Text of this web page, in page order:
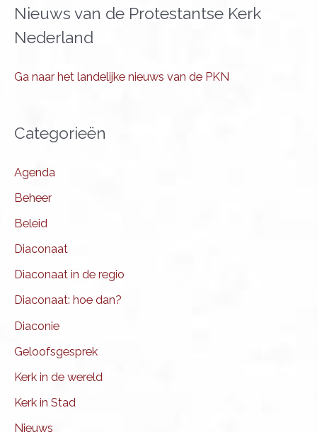
Nieuws van de Protestantse Kerk
Nederland
Ga naar het landelijke nieuws van de PKN
Categorieën
Agenda
Beheer
Beleid
Diaconaat
Diaconaat in de regio
Diaconaat: hoe dan?
Diaconie
Geloofsgesprek
Kerk in de wereld
Kerk in Stad
Nieuws